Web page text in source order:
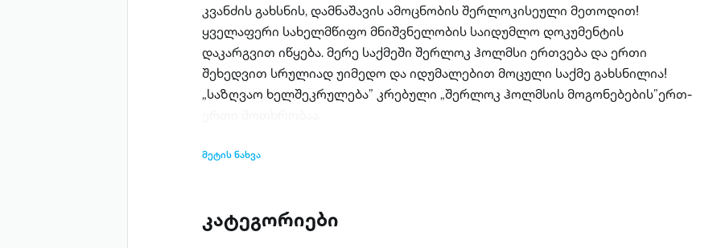
კვანძის გახსნის, დამნაშავის ამოცნობის შერლოკისეული მეთოდით!
ყველაფერი სახელმწიფო მნიშვნელობის საიდუმლო დოკუმენტის
დაკარგვით იწყება. მერე საქმეში შერლოკ ჰოლმსი ერთვება და ერთი
შეხედვით სრულიად უიმედო და იდუმალებით მოცული საქმე გახსნილია!
„საზღვაო ხელშეკრულება” კრებული „შერლოკ ჰოლმსის მოგონებების”ერთ-
მეტის ნახვა
კატეგორიები